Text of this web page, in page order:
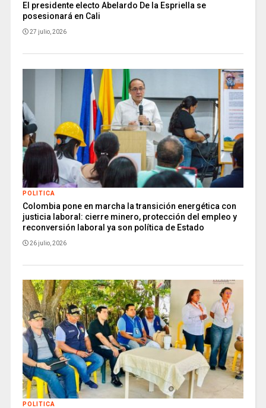
El presidente electo Abelardo De la Espriella se
posesionará en Cali
27 julio, 2026
POLITICA
Colombia pone en marcha la transición energética con
justicia laboral: cierre minero, protección del empleo y
reconversión laboral ya son política de Estado
26 julio, 2026
POLITICA